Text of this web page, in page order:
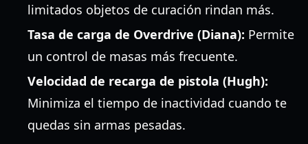
limitados objetos de curación rindan más.
Tasa de carga de Overdrive (Diana): Permite
un control de masas más frecuente.
Velocidad de recarga de pistola (Hugh):
Minimiza el tiempo de inactividad cuando te
quedas sin armas pesadas.